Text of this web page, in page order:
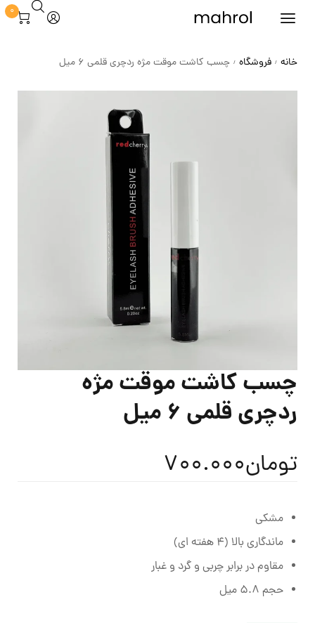
0
خانه / فروشگاه / چسب کاشت موقت مژه ردچری قلمی 6 میل
چسب کاشت موقت مژه
ردچری قلمی 6 میل
تومان700.000
مشکی
ماندگاری بالا (4 هفته ای)
مقاوم در برابر چربی و گرد و غبار
حجم 5.8 میل